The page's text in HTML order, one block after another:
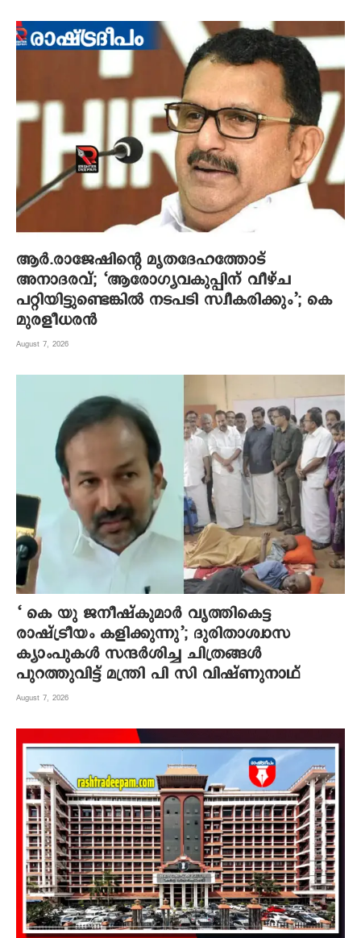
ആര്‍.രാജേഷിന്റെ മൃതദേഹത്തോട്
അനാദരവ്; ‘ആരോഗ്യവകുപ്പിന് വീഴ്ച
പറ്റിയിട്ടുണ്ടെങ്കില്‍ നടപടി സ്വീകരിക്കും’; കെ
മുരളീധരന്‍
August 7, 2026
‘ കെ യു ജനീഷ്‌കുമാര്‍ വൃത്തികെട്ട
രാഷ്ട്രീയം കളിക്കുന്നു’; ദുരിതാശ്വാസ
ക്യാംപുകള്‍ സന്ദര്‍ശിച്ച ചിത്രങ്ങള്‍
പുറത്തുവിട്ട് മന്ത്രി പി സി വിഷ്ണുനാഥ്
August 7, 2026